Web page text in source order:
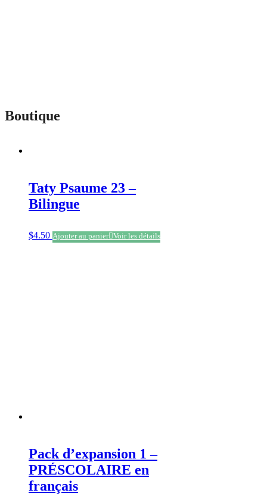
Boutique
Taty Psaume 23 –
Bilingue
$4.50 Ajouter au panier Voir les détails
Pack d’expansion 1 –
PRÉSCOLAIRE en
français